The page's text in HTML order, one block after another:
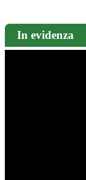
In evidenza